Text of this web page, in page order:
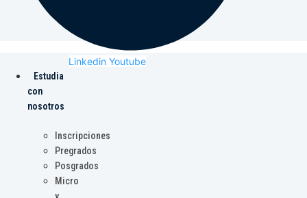
Linkedin Youtube
Estudia
con
nosotros
Inscripciones
Pregrados
Posgrados
Micro